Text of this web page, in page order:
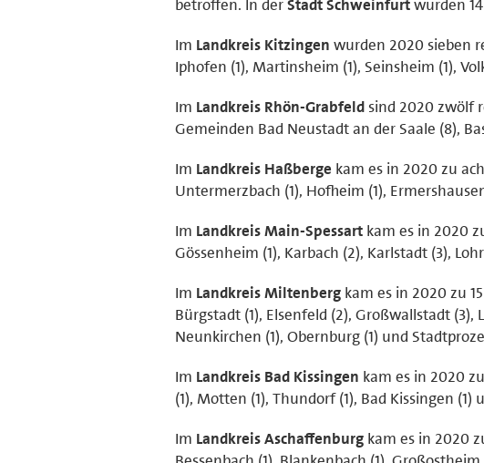
betroffen. In derStadt Schweinfurtwurden
Im Landkreis Kitzingen wurden 2020 sieben
Iphofen (1), Martinsheim (1), Seinsheim (1),
Im Landkreis Rhön-Grabfeld sind 2020 zwölf
Gemeinden Bad Neustadt an der Saale (8),
Im Landkreis Haßberge kam es in 2020 zu
Untermerzbach (1), Hofheim (1),
Im Landkreis Main-Spessart kam es in 2020
Gössenheim (1), Karbach (2), Karlstadt (3),
Im Landkreis Miltenberg kam es in 2020 zu
Bürgstadt (1), Elsenfeld (2), Großwallstadt
Neunkirchen (1), Obernburg (1) und
Im Landkreis Bad Kissingen kam es in 2020
(1), Motten (1), Thundorf (1), Bad Kissingen
Im Landkreis Aschaffenburg kam es in 2020